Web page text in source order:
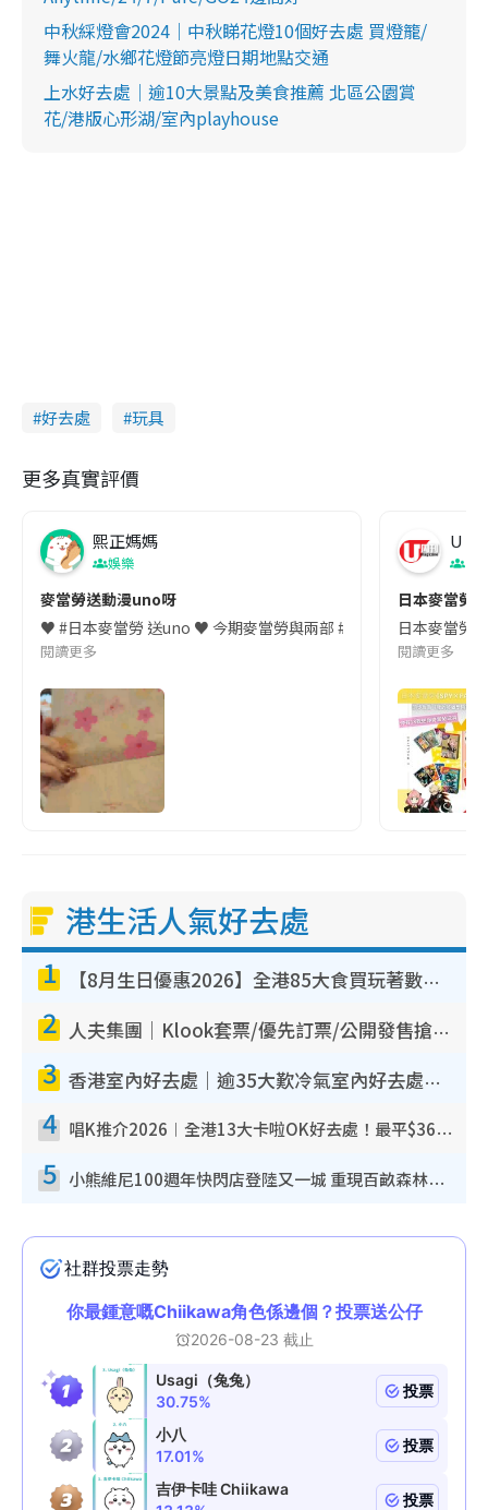
中秋綵燈會2024｜中秋睇花燈10個好去處 買燈籠/
舞火龍/水鄉花燈節亮燈日期地點交通
上水好去處｜逾10大景點及美食推薦 北區公園賞
花/港版心形湖/室內playhouse
好去處 玩具
更多真實評價
熙正媽媽
娛樂
麥當勞送動漫uno呀
♥️ #日本麥當勞 送uno ♥️ 今期麥當勞與兩部 #動漫作品 《我的英雄
閱讀更多
U
日本麥當
日本麥當勞
閱讀更多
港生活人氣好去處
1 【8月生日優惠2026】全港85大食買玩著數攻略 自助餐/火鍋放題同行免費＋誠品/DONKI送現金券
2 人夫集團｜Klook套票/優先訂票/公開發售搶飛攻略！附票價.購票連結.場地座位表
3 香港室內好去處｜逾35大歎冷氣室內好去處推介 室內活動免費避雨無懼落雨
4 唱K推介2026︱全港13大卡啦OK好去處！最平$36起 日文K都有！(附地址+收費詳情)
5 小熊維尼100週年快閃店登陸又一城 重現百畝森林經典場景／獨家限定盲盒登場／專屬DIY香水